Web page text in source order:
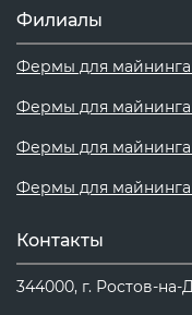
Филиалы
Фермы для майнинга
Фермы для
Фермы для майнинга
Фермы для майнинга
Контакты
344000, г. Ростов-